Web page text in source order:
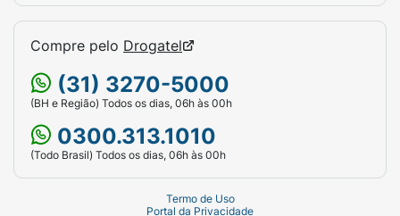
Compre pelo Drogatel
(31) 3270-5000
(BH e Região) Todos os dias, 06h às 00h
0300.313.1010
(Todo Brasil) Todos os dias, 06h às 00h
Termo de Uso
Portal da Privacidade